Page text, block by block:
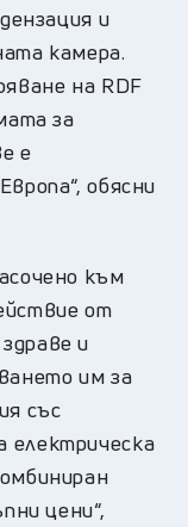
и
камера.
на RDF
за
е
обясни
към
от
и
им за
със
електрическа
цени“,